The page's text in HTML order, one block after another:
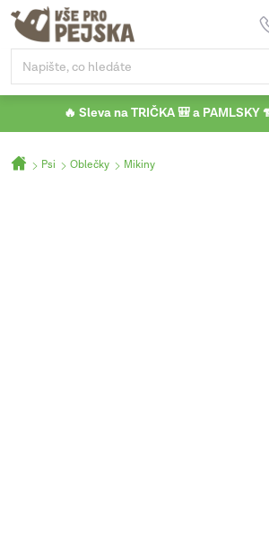
Přejít
obsah
🔥 Sleva na TRIČKA 🎒 a PAMLSKY
Domů
Psi Oblečky Mikiny